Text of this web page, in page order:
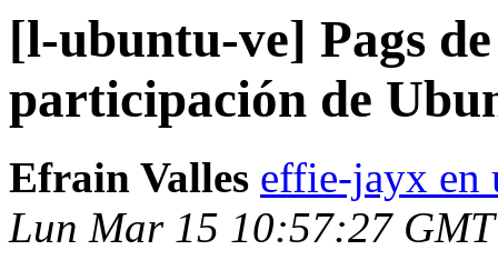
[l-ubuntu-ve] Pags
participación de
Efrain Valles effie-jayx en
Lun Mar 15 10:57:27